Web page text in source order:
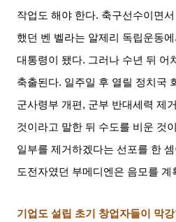
작업도 해야 한다. 축구선수이면
했던 벤 벨라는 알제리 독립운동
대통령이 됐다. 그러나 수년 뒤 어
축출된다. 일주일 후 열릴 정치국
군사령부 개편, 군부 반대세력 제거
것이라고 말한 뒤 수도를 비운 것
일부를 제거하겠다는 선포를 한
도전자였던 부메디엔은 음모를
기업도 설립 초기 창업자들이 막